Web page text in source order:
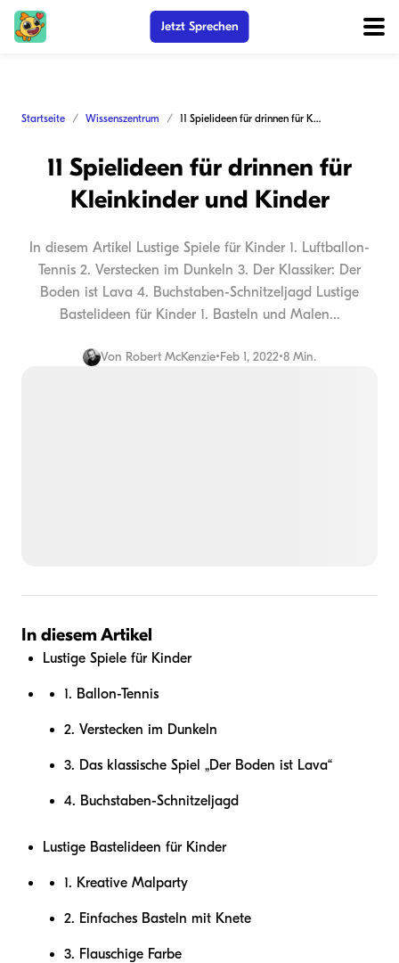
Jetzt Sprechen
Startseite Wissenszentrum 11 Spielideen für drinnen für Kleinkinder und Kinder
11 Spielideen für drinnen für
Kleinkinder und Kinder
In diesem Artikel Lustige Spiele für Kinder 1. Luftballon-
Tennis 2. Verstecken im Dunkeln 3. Der Klassiker: Der
Boden ist Lava 4. Buchstaben-Schnitzeljagd Lustige
Bastelideen für Kinder 1. Basteln und Malen...
Von Robert McKenzie•Feb 1, 2022•8 Min.
In diesem Artikel
Lustige Spiele für Kinder
1. Ballon-Tennis
2. Verstecken im Dunkeln
3. Das klassische Spiel „Der Boden ist Lava“
4. Buchstaben-Schnitzeljagd
Lustige Bastelideen für Kinder
1. Kreative Malparty
2. Einfaches Basteln mit Knete
3. Flauschige Farbe